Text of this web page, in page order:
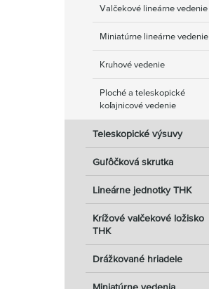
Valčekové lineárne vedenie
Miniatúrne lineárne vedenie
Kruhové vedenie
Ploché a teleskopické
koľajnicové vedenie
Teleskopické výsuvy
Guľôčková skrutka
Lineárne jednotky THK
Krížové valčekové ložisko
THK
Drážkované hriadele